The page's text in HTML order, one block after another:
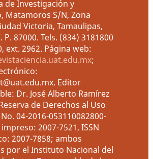
de Investigación y
Matamoros S/N, Zona
Victoria, Tamaulipas,
P. 87000. Tels. (834) 3181800
ext. 2962. Página web:
;
Editor
Dr. José Alberto Ramírez
de Derechos al Uso
04-2016-053110082800-
impreso: 2007-7521, ISSN
2007-7858; ambos
por el Instituto Nacional del